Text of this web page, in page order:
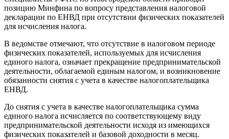
позицию Минфина по вопросу представления налоговой
декларации по ЕНВД при отсутствии физических показателей
для исчисления налога.
В ведомстве отмечают, что отсутствие в налоговом периоде
физических показателей, используемых для исчисления
единого налога, означает прекращение предпринимательской
деятельности, облагаемой единым налогом, и возникновение
обязанности снятия с учета в качестве налогоплательщика
ЕНВД.
До снятия с учета в качестве налогоплательщика сумма
единого налога исчисляется по соответствующему виду
предпринимательской деятельности исходя из имеющихся
физических показателей и базовой доходности в месяц.